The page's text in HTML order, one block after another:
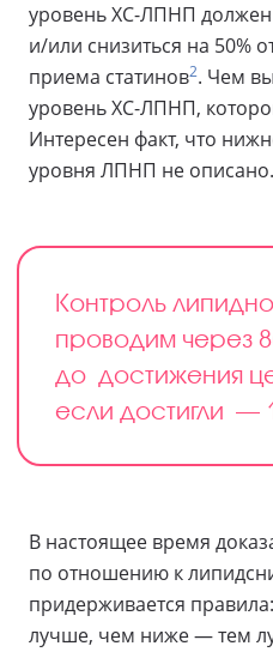
уровень ХС-ЛПНП
и/или снизиться на 50%
приема статинов2. Чем
уровень ХС-ЛПНП,
Интересен факт, что
уровня ЛПНП не описано.
Контроль
проводим через
до достижения
если достигли —
В настоящее время
по отношению к
придерживается
лучше, чем ниже — тем